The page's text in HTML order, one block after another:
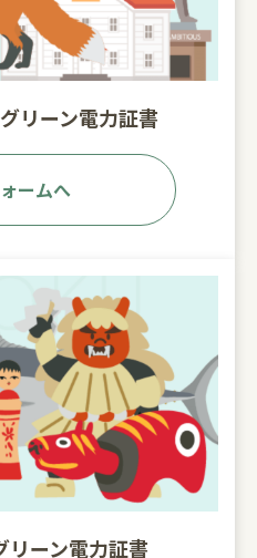
リーン電力証書
ームへ
リーン電力証書